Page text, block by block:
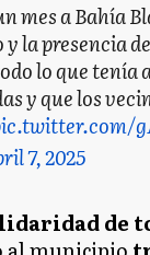
mes a Bahía
la presencia
lo que tenía
y que los
7, 2025
de